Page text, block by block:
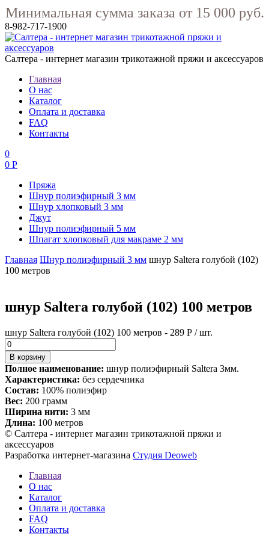
Минимальная сумма заказа от 15 000 руб.
8-982-717-1900
Салтера - интернет магазин трикотажной пряжи и аксессуаров
Главная
О нас
Каталог
Оплата и доставка
FAQ
Контакты
0
0 Р
Пряжа
Шнур полиэфирный 3 мм
Шнур хлопковый 3 мм
Джут
Шнур полиэфирный 5 мм
Шпагат хлопковый для макраме 2 мм
Главная Шнур полиэфирный 3 мм шнур Saltera голубой (102)
100 метров
шнур Saltera голубой (102) 100 метров
шнур Saltera голубой (102) 100 метров - 289 Р / шт.
Полное наименование: шнур полиэфирный Saltera 3мм.
Характеристика: без сердечника
Состав: 100% полиэфир
Вес: 200 грамм
Ширина нити: 3 мм
Длина: 100 метров
© Салтера - интернет магазин трикотажной пряжи и
аксессуаров
Разработка интернет-магазина Студия Deoweb
Главная
О нас
Каталог
Оплата и доставка
FAQ
Контакты